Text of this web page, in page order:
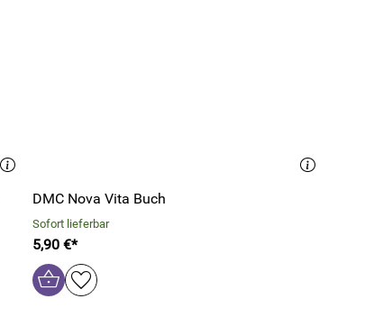
DMC Nova Vita Buch
Sofort lieferbar
5,90 €*